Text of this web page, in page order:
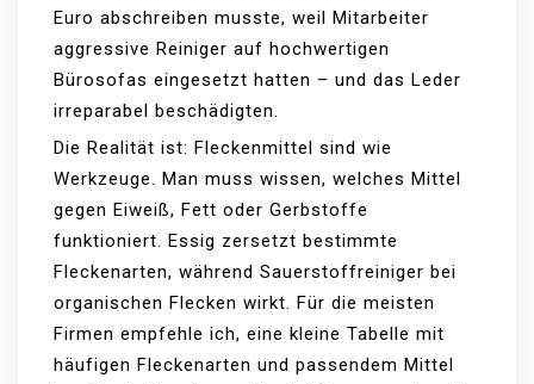
Euro abschreiben musste, weil Mitarbeiter
aggressive Reiniger auf hochwertigen
Bürosofas eingesetzt hatten – und das Leder
irreparabel beschädigten.
Die Realität ist: Fleckenmittel sind wie
Werkzeuge. Man muss wissen, welches Mittel
gegen Eiweiß, Fett oder Gerbstoffe
funktioniert. Essig zersetzt bestimmte
Fleckenarten, während Sauerstoffreiniger bei
organischen Flecken wirkt. Für die meisten
Firmen empfehle ich, eine kleine Tabelle mit
häufigen Fleckenarten und passendem Mittel